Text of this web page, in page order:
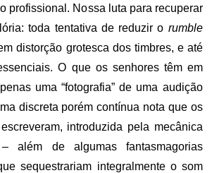
profissional. Nossa luta para recuperar
toda tentativa de reduzir o rumble
distorção grotesca dos timbres, e até
O que os senhores têm em
uma “fotografia” de uma audição
discreta porém contínua nota que os
introduzida pela mecânica
além de algumas fantasmagorias
sequestrariam integralmente o som